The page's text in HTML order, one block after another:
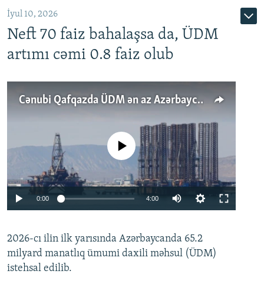
İyul 10, 2026
Neft 70 faiz bahalaşsa da, ÜDM
artımı cəmi 0.8 faiz olub
Cənubi Qafqazda ÜDM ən az Azərbaycanda artır: Qonşuları niyə Bakını qabaqlaya bilir?
Auto 240p 360p 480p
No media source currently available
0:00 4:00
360p
480p
2026-cı ilin ilk yarısında Azərbaycanda 65.2
milyard manatlıq ümumi daxili məhsul (ÜDM)
istehsal edilib.